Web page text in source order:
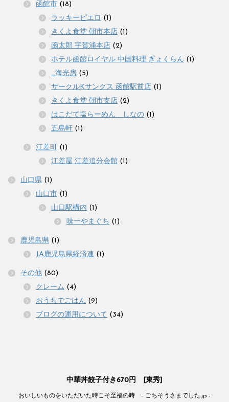
函館市 (18)
ラッキーピエロ (1)
きくよ食堂 朝市本店 (1)
函太郎 宇賀浦本店 (2)
ホテル函館ロイヤル 中国料理 ぎょくらん (1)
_海光房 (5)
サークルKサンクス 函館駅前店 (1)
きくよ食堂 朝市支店 (2)
はこだて塩らーめん しなの (1)
五島軒 (1)
江差町 (1)
江差屋 江差追分会館 (1)
山口県 (1)
山口市 (1)
山口駅構内 (1)
味一やまぐち (1)
鹿児島県 (1)
JA鹿児島県経済連 (1)
その他 (80)
クレーム (4)
おうちでごはん (9)
ブログの運用について (34)
中華丼餃子付き670円 [東秀]
おいしいものをいただいた時こそ至福の時 - ごちそうさまでした.jp -